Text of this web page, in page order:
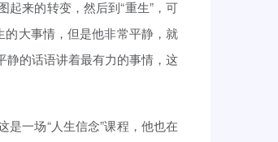
来的转变，然后到“重生”，可
的大事情，但是他非常平静，就
静的话语讲着最有力的事情，这
一场“人生信念”课程，他也在